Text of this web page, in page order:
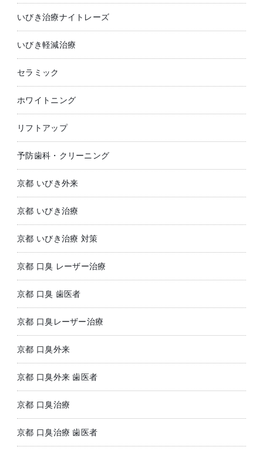
いびき治療ナイトレーズ
いびき軽減治療
セラミック
ホワイトニング
リフトアップ
予防歯科・クリーニング
京都 いびき外来
京都 いびき治療
京都 いびき治療 対策
京都 口臭 レーザー治療
京都 口臭 歯医者
京都 口臭レーザー治療
京都 口臭外来
京都 口臭外来 歯医者
京都 口臭治療
京都 口臭治療 歯医者